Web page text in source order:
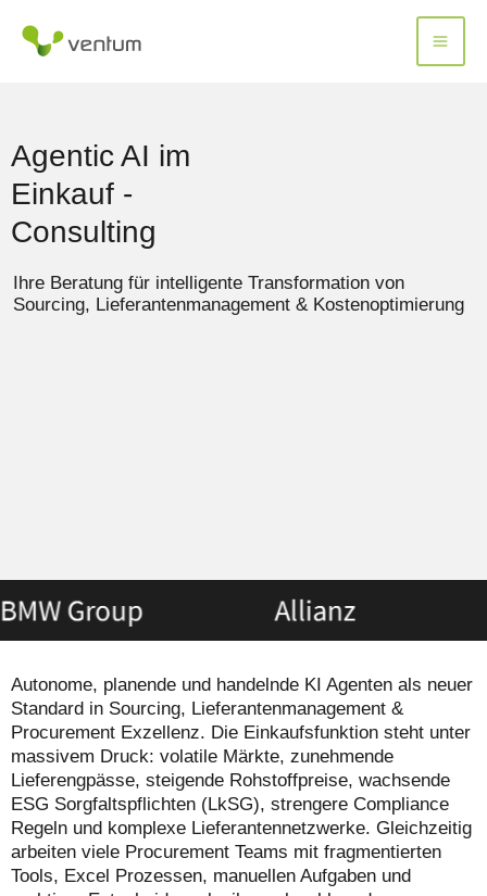
Inhalt
springen
Agentic AI im
Einkauf -
Consulting
Ihre Beratung für intelligente Transformation von
Sourcing, Lieferantenmanagement & Kostenoptimierung
Autonome, planende und handelnde KI Agenten als neuer
Standard in Sourcing, Lieferantenmanagement &
Procurement Exzellenz. Die Einkaufsfunktion steht unter
massivem Druck: volatile Märkte, zunehmende
Lieferengpässe, steigende Rohstoffpreise, wachsende
ESG Sorgfaltspflichten (LkSG), strengere Compliance
Regeln und komplexe Lieferantennetzwerke. Gleichzeitig
arbeiten viele Procurement Teams mit fragmentierten
Tools, Excel Prozessen, manuellen Aufgaben und